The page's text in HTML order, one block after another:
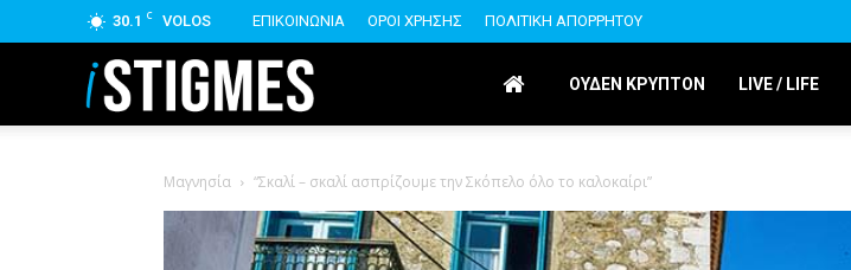
30.1 C VOLOS ΕΠΙΚΟΙΝΩΝΙΑ ΟΡΟΙ ΧΡΗΣΗΣ ΠΟΛΙΤΙΚΗ ΑΠΟΡΡΗΤΟΥ
istigmes ΟΥΔΕΝ ΚΡΥΠΤΟΝ LIVE / LIFE
Μαγνησία “Σκαλί – σκαλί ασπρίζουμε την Σκόπελο όλο το καλοκαίρι”